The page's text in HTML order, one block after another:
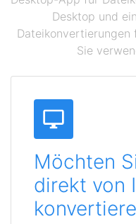
Desktop und
Dateikonvertierungen
Sie
Möchten
direkt von